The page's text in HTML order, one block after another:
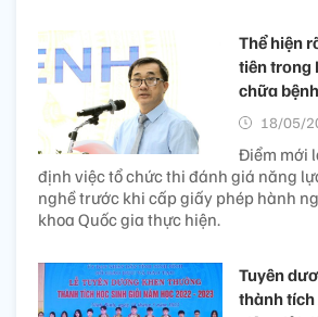
Thể hiện
tiên trong
chữa bệnh
18/05/
Điểm mới
định việc tổ chức thi đánh giá năng
nghề trước khi cấp giấy phép hành
khoa Quốc gia thực hiện.
Tuyên
thành tích